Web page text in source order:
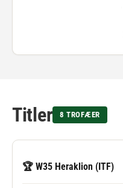
Titler 8 TROFÆER
🏆 W35 Heraklion (ITF)